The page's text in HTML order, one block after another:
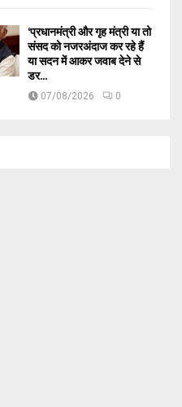
‘प्रधानमंत्री और गृह मंत्री या तो
संसद को नजरअंदाज कर रहे हैं
या सदन में आकर जवाब देने से
डर...
07/08/2026 0